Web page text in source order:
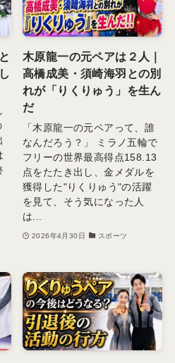
木原龍一の元ペアは２人｜
高橋成美・須崎海羽との別
れが「りくりゅう」を生ん
だ
「木原龍一の元ペアって、誰
なんだろう？」 ミラノ五輪で
フリーの世界最高得点158.13
点をたたき出し、金メダルを
獲得した"りくりゅう"の活躍
を見て、そう気になった人
は...
2026年4月30日 スポーツ